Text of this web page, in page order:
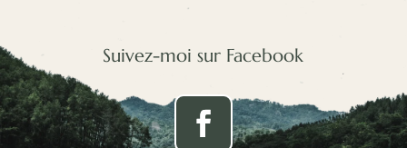
Suivez-moi sur Facebook